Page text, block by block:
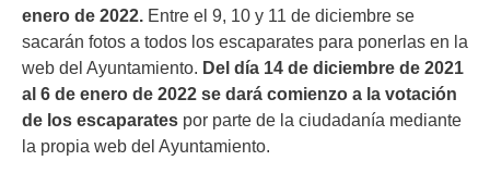
enero de 2022. Entre el 9, 10 y 11 de diciembre se
sacarán fotos a todos los escaparates para ponerlas en la
web del Ayuntamiento. Del día 14 de diciembre de 2021
al 6 de enero de 2022 se dará comienzo a la votación
de los escaparates por parte de la ciudadanía mediante
la propia web del Ayuntamiento.